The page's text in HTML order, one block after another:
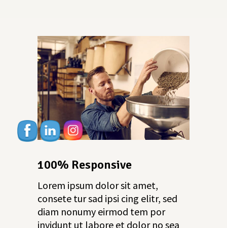
100% Responsive
Lorem ipsum dolor sit amet,
consete tur sad ipsi cing elitr, sed
diam nonumy eirmod tem por
invidunt ut labore et dolor no sea